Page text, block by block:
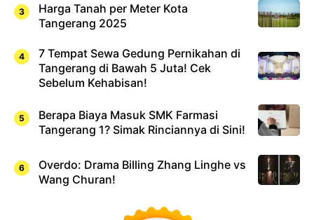
Harga Tanah per Meter Kota
Tangerang 2025
7 Tempat Sewa Gedung Pernikahan di
Tangerang di Bawah 5 Juta! Cek
Sebelum Kehabisan!
Berapa Biaya Masuk SMK Farmasi
Tangerang 1? Simak Rinciannya di Sini!
Overdo: Drama Billing Zhang Linghe vs
Wang Churan!